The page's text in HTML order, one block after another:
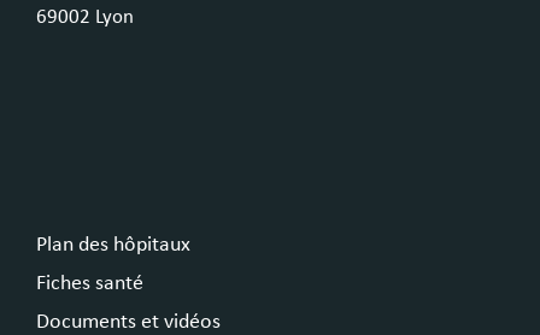
69002 Lyon
Plan des hôpitaux
Fiches santé
Documents et vidéos